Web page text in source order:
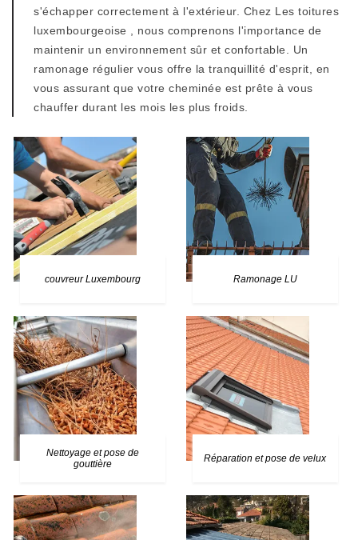
s'échapper correctement à l'extérieur. Chez Les toitures
luxembourgeoise , nous comprenons l'importance de
maintenir un environnement sûr et confortable. Un
ramonage régulier vous offre la tranquillité d'esprit, en
vous assurant que votre cheminée est prête à vous
chauffer durant les mois les plus froids.
couvreur Luxembourg Ramonage LU
Nettoyage et pose de
gouttière
Réparation et pose de velux